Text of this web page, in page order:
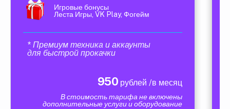
Игровые бонусы
Леста Игры, VK Play, Фогейм
* Премиум техника и аккаунты
для быстрой прокачки
950 рублей /в месяц
В стоимость тарифа не включены
дополнительные услуги и оборудование